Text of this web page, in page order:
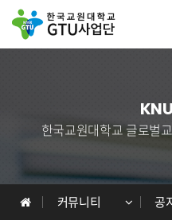
GTU사업단
프로그램 안내
프로그램 신청
한국교원대학교 글로벌
커뮤니티 공